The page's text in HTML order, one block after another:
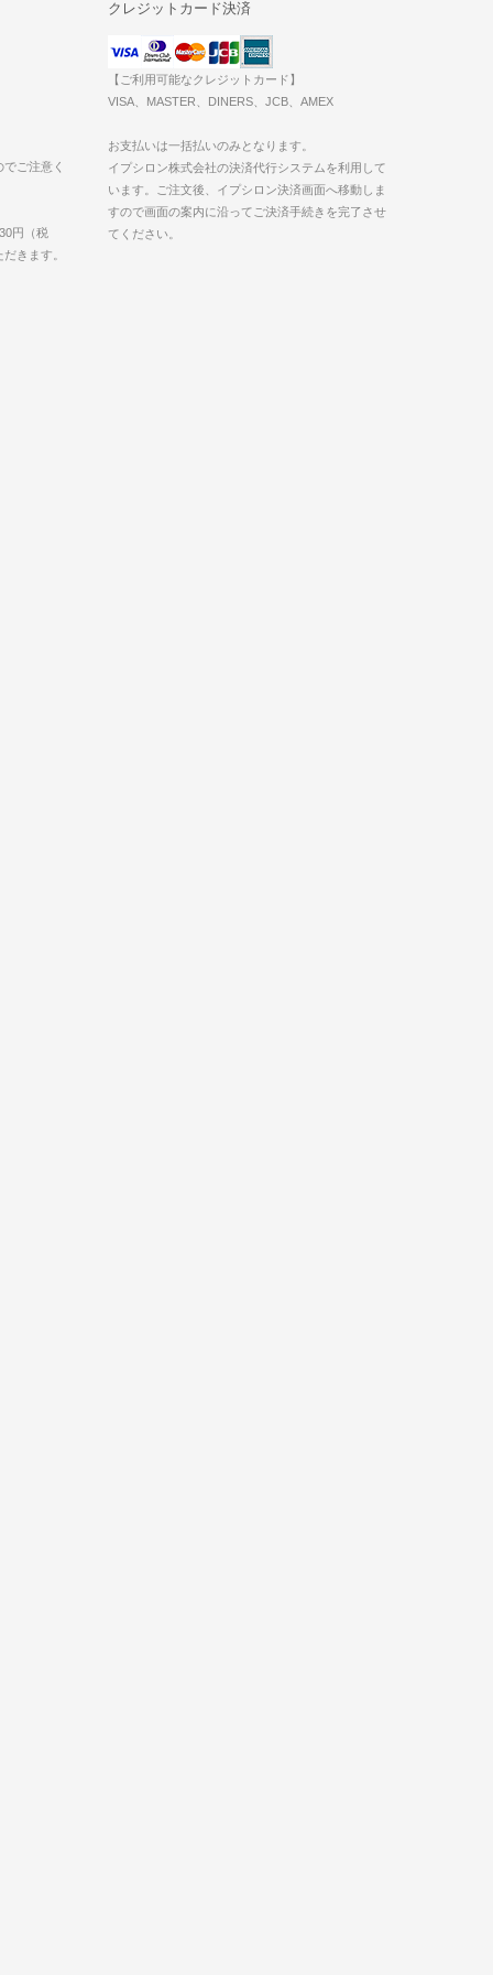
クレジットカード決済
【ご利用可能なクレジットカード】
VISA、MASTER、DINERS、JCB、AMEX
お支払いは一括払いのみとなります。
イプシロン株式会社の決済代行システムを利用して
います。ご注文後、イプシロン決済画面へ移動しま
すので画面の案内に沿ってご決済手続きを完了させ
てください。
ご注意く
円（税
きます。